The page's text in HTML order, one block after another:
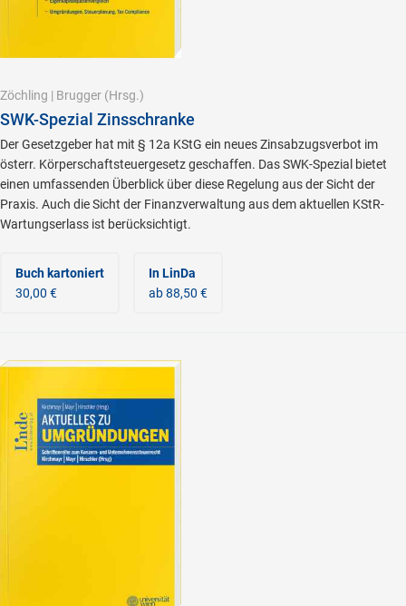
Zöchling | Brugger (Hrsg.)
SWK-Spezial Zinsschranke
Der Gesetzgeber hat mit § 12a KStG ein neues Zinsabzugsverbot im
österr. Körperschaftsteuergesetz geschaffen. Das SWK-Spezial bietet
einen umfassenden Überblick über diese Regelung aus der Sicht der
Praxis. Auch die Sicht der Finanzverwaltung aus dem aktuellen KStR-
Wartungserlass ist berücksichtigt.
Buch kartoniert
30,00 €
In LinDa
ab 88,50 €